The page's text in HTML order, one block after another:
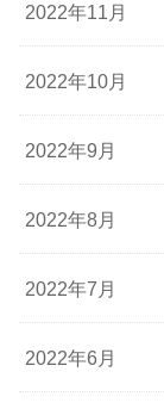
2022年11月
2022年10月
2022年9月
2022年8月
2022年7月
2022年6月